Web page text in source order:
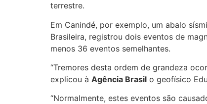
terrestre.
Em Canindé, por exemplo, um abalo
Brasileira, registrou dois eventos de
menos 36 eventos semelhantes.
“Tremores desta ordem de grandeza
explicou à Agência Brasil o geofísico
“Normalmente, estes eventos são